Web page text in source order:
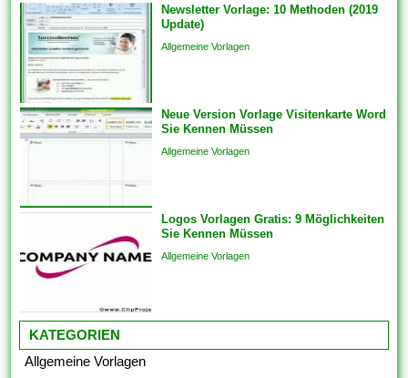
können auch Die
Kommunikation und
Engagements strukturieren,
um sicherzustellen, dass das
Endprodukt von hoher Qualität
ist. Sie bringen die Vorlagen
auch überspringen und
Newsletter Vorlage: 10 Methoden (2019
Update)
Allgemeine Vorlagen
Neue Version Vorlage Visitenkarte Word
Sie Kennen Müssen
Allgemeine Vorlagen
Logos Vorlagen Gratis: 9 Möglichkeiten
Sie Kennen Müssen
Allgemeine Vorlagen
KATEGORIEN
Allgemeine Vorlagen